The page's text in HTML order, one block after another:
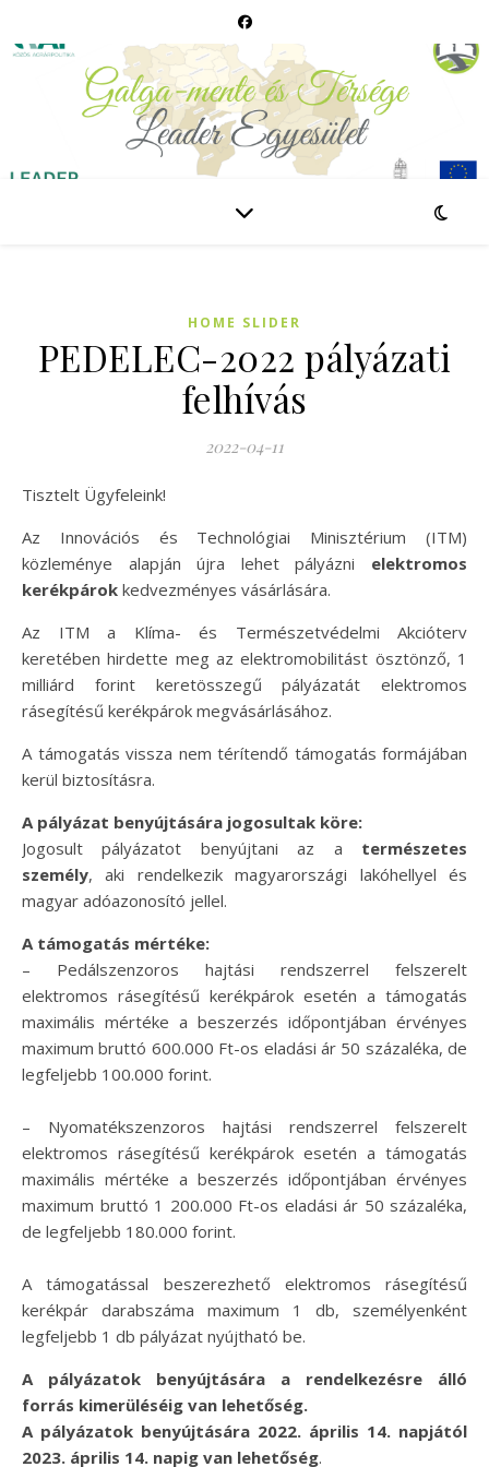
HOME SLIDER
PEDELEC-2022 pályázati
felhívás
2022-04-11
Tisztelt Ügyfeleink!
Az Innovációs és Technológiai Minisztérium (ITM)
közleménye alapján újra lehet pályázni elektromos
kerékpárok kedvezményes vásárlására.
Az ITM a Klíma- és Természetvédelmi Akcióterv
keretében hirdette meg az elektromobilitást ösztönző, 1
milliárd forint keretösszegű pályázatát elektromos
rásegítésű kerékpárok megvásárlásához.
A támogatás vissza nem térítendő támogatás formájában
kerül biztosításra.
A pályázat benyújtására jogosultak köre:
Jogosult pályázatot benyújtani az a természetes
személy, aki rendelkezik magyarországi lakóhellyel és
magyar adóazonosító jellel.
A támogatás mértéke:
– Pedálszenzoros hajtási rendszerrel felszerelt
elektromos rásegítésű kerékpárok esetén a támogatás
maximális mértéke a beszerzés időpontjában érvényes
maximum bruttó 600.000 Ft-os eladási ár 50 százaléka, de
legfeljebb 100.000 forint.
– Nyomatékszenzoros hajtási rendszerrel felszerelt
elektromos rásegítésű kerékpárok esetén a támogatás
maximális mértéke a beszerzés időpontjában érvényes
maximum bruttó 1 200.000 Ft-os eladási ár 50 százaléka,
de legfeljebb 180.000 forint.
A támogatással beszerezhető elektromos rásegítésű
kerékpár darabszáma maximum 1 db, személyenként
legfeljebb 1 db pályázat nyújtható be.
A pályázatok benyújtására a rendelkezésre álló
forrás kimerüléséig van lehetőség.
A pályázatok benyújtására 2022. április 14. napjától
2023. április 14. napig van lehetőség.